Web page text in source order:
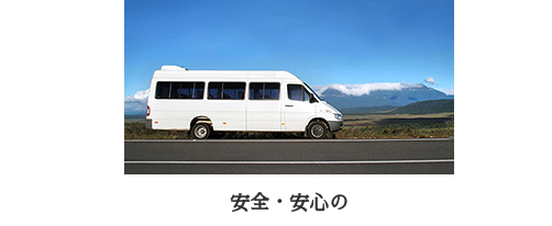
安全・安心の
トレッキングが初心者の方でも安心してご
参加いただけます。安全にもっと踏み込ん
だ南米の旅を。緊急の際には日本人ガイド
が同行して現地病院まで確実に搬送し、通
訳をしながらお客様の健康と安全をサポー